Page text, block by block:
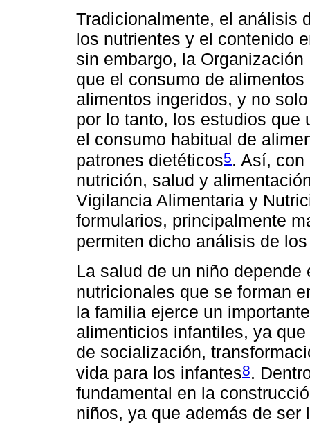
Tradicionalmente, el análisis
los nutrientes y el contenido
sin embargo, la
que el consumo de
alimentos ingeridos, y no
por lo tanto, los estudios que
el consumo habitual de
patrones dietéticos5. Así,
nutrición, salud y
Vigilancia Alimentaria y
formularios, principalmente
permiten dicho análisis de
La salud de un niño
nutricionales que se forman
la familia ejerce un
alimenticios infantiles, ya
de socialización,
vida para los infantes8.
fundamental en la
niños, ya que además de